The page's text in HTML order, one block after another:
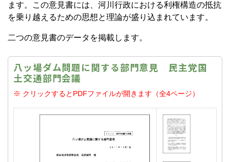
ます。この意見書には、河川行政における利権構造の抵抗
を乗り越えるための思想と理論が盛り込まれています。
二つの意見書のデータを掲載します。
八ッ場ダム問題に関する部門意見 民主党国
土交通部門会議
※ クリックするとPDFファイルが開きます（全4ページ）